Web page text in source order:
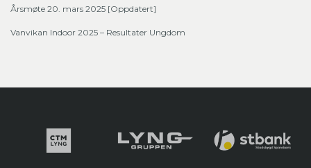
Årsmøte 20. mars 2025 [Oppdatert]
Vanvikan Indoor 2025 – Resultater Ungdom